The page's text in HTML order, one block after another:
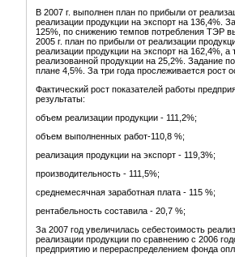
В 2007 г. выполнен план по прибыли от
реализации продукции на экспорт на 136,4%.
125%, по снижению темпов потребления ТЭР
2005 г. план по прибыли от реализации
реализации продукции на экспорт на 162,4%,
реализованной продукции на 25,2%. Задание
плане 4,5%. За три года прослеживается рост
Фактический рост показателей работы
результаты:
объем реализации продукции - 111,2%;
объем выполненных работ-110,8 %;
реализация продукции на экспорт - 119,3%;
производительность - 111,5%;
среднемесячная заработная плата - 115 %;
рентабельность составила - 20,7 %;
За 2007 год увеличилась себестоимость
реализации продукции по сравнению с 2006
предприятию и перераспределением фонда